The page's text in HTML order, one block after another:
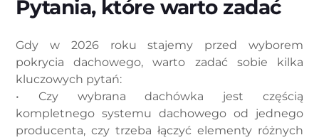
Pytania, które warto zadać
Gdy w 2026 roku stajemy przed wyborem
pokrycia dachowego, warto zadać sobie kilka
kluczowych pytań:
• Czy wybrana dachówka jest częścią
kompletnego systemu dachowego od jednego
producenta, czy trzeba łączyć elementy różnych